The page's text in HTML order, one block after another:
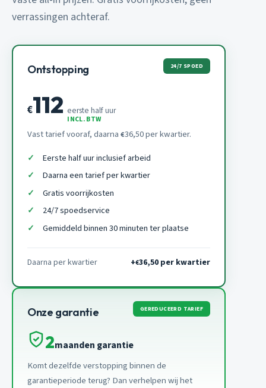
verrassingen achteraf.
Ontstopping 24/7 SPOED
€112 eerste half uur
INCL. BTW
Vast tarief vooraf, daarna €36,50 per kwartier.
Eerste half uur inclusief arbeid
Daarna een tarief per kwartier
Gratis voorrijkosten
24/7 spoedservice
Gemiddeld binnen 30 minuten ter plaatse
Daarna per kwartier +€36,50 per kwartier
Onze garantie GEREDUCEERD TARIEF
2maanden garantie
Komt dezelfde verstopping binnen de
garantieperiode terug? Dan verhelpen wij het